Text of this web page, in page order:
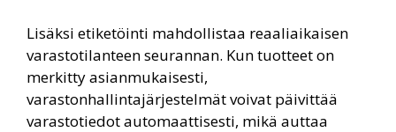
Lisäksi etiketöinti mahdollistaa reaaliaikaisen
varastotilanteen seurannan. Kun tuotteet on
merkitty asianmukaisesti,
varastonhallintajärjestelmät voivat päivittää
varastotiedot automaattisesti, mikä auttaa